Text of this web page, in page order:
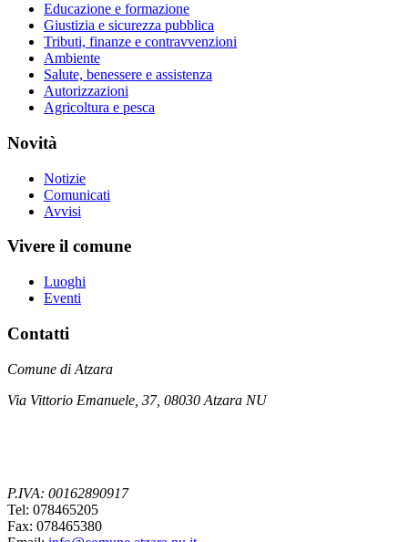
Educazione e formazione
Giustizia e sicurezza pubblica
Tributi, finanze e contravvenzioni
Ambiente
Salute, benessere e assistenza
Autorizzazioni
Agricoltura e pesca
Novità
Notizie
Comunicati
Avvisi
Vivere il comune
Luoghi
Eventi
Contatti
Comune di Atzara
Via Vittorio Emanuele, 37, 08030 Atzara NU
P.IVA: 00162890917
Tel: 078465205
Fax: 078465380